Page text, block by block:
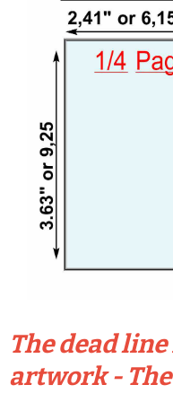
The dead
artwork -